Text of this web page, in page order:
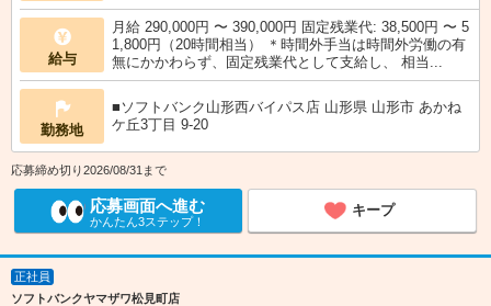
給与
月給 290,000円 〜 390,000円 固定残業代: 38,500円 〜 5
1,800円（20時間相当） ＊時間外手当は時間外労働の有
無にかかわらず、固定残業代として支給し、 相当...
勤務地
■ソフトバンク山形西バイパス店 山形県 山形市 あかね
ケ丘3丁目 9‐20
応募締め切り2026/08/31まで
応募画面へ進む
かんたん3ステップ！
キープ
正社員
ソフトバンクヤマザワ松見町店